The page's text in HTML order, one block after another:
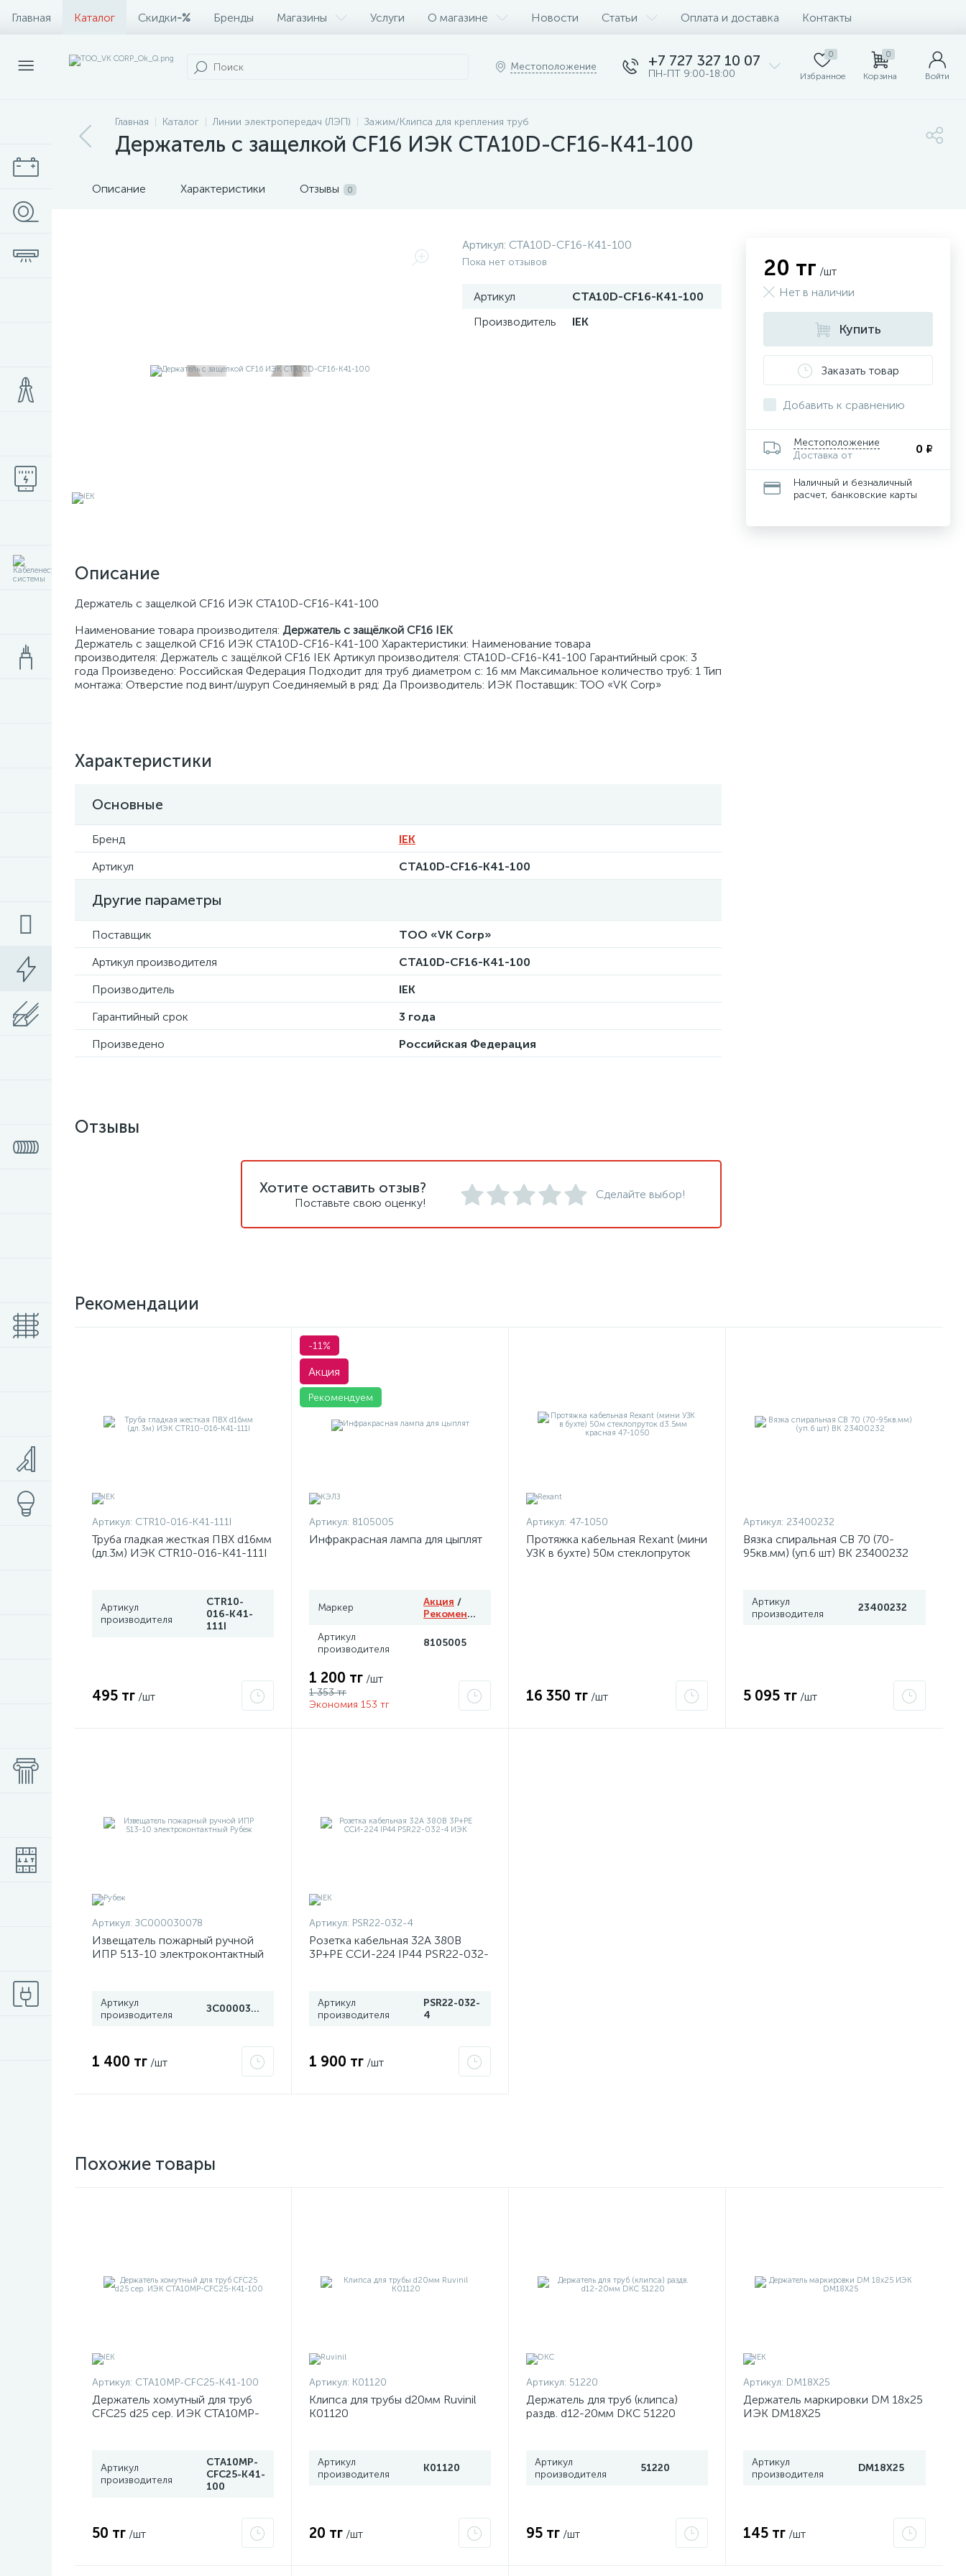
Главная Каталог Скидки-% Бренды Магазины Услуги О магазине Новости Статьи Оплата и доставка Контакты
Местоположение +7 727 327 10 07
ПН-ПТ 9:00-18:00
0
Избранное
0
Корзина Войти
Главная Каталог Линии электропередач (ЛЭП) Зажим/Клипса для крепления труб
Держатель с защелкой CF16 ИЭК CTA10D-CF16-K41-100
Описание Характеристики Отзывы 0
Артикул: CTA10D-CF16-K41-100
Пока нет отзывов
Артикул
CTA10D-CF16-K41-100
Производитель
IEK
Описание
Держатель с защелкой CF16 ИЭК CTA10D-CF16-K41-100
Наименование товара производителя: Держатель с защёлкой CF16 IEK
Держатель с защелкой CF16 ИЭК CTA10D-CF16-K41-100 Характеристики: Наименование товара
производителя: Держатель с защёлкой CF16 IEK Артикул производителя: CTA10D-CF16-K41-100 Гарантийный срок: 3
года Произведено: Российская Федерация Подходит для труб диаметром с: 16 мм Максимальное количество труб: 1 Тип
монтажа: Отверстие под винт/шуруп Соединяемый в ряд: Да Производитель: ИЭК Поставщик: ТОО «VK Corp»
Характеристики
Основные
Бренд
IEK
Артикул
CTA10D-CF16-K41-100
Другие параметры
Поставщик
ТОО «VK Corp»
Артикул производителя
CTA10D-CF16-K41-100
Производитель
IEK
Гарантийный срок
3 года
Произведено
Российская Федерация
20 тг /шт
Нет в наличии
Купить
Заказать товар
Добавить к сравнению
Местоположение
Доставка от
0 ₽
Наличный и безналичный
расчет, банковские карты
Отзывы
Хотите оставить отзыв?
Поставьте свою оценку!
Сделайте выбор!
Рекомендации
Артикул: CTR10-016-K41-111I
Труба гладкая жесткая ПВХ d16мм
(дл.3м) ИЭК CTR10-016-K41-111I
Артикул
производителя
CTR10-
016-K41-
111I
495 тг /шт
-11%
Акция
Рекомендуем
Артикул: 8105005
Инфракрасная лампа для цыплят
Маркер Акция /
Рекомендуем
Артикул
производителя
8105005
1 200 тг /шт
1 353 тг
Экономия 153 тг
Артикул: 47-1050
Протяжка кабельная Rexant (мини
УЗК в бухте) 50м стеклопруток
16 350 тг /шт
Артикул: 23400232
Вязка спиральная СВ 70 (70-
95кв.мм) (уп.6 шт) ВК 23400232
Артикул
производителя
23400232
5 095 тг /шт
Артикул: ЗС000030078
Извещатель пожарный ручной
ИПР 513-10 электроконтактный
Артикул
производителя
ЗС000030078
1 400 тг /шт
Артикул: PSR22-032-4
Розетка кабельная 32А 380В
3P+PЕ ССИ-224 IP44 PSR22-032-
Артикул
производителя
PSR22-032-
4
1 900 тг /шт
Похожие товары
Артикул: CTA10MP-CFC25-K41-100
Держатель хомутный для труб
CFC25 d25 сер. ИЭК CTA10MP-
Артикул
производителя
CTA10MP-
CFC25-K41-
100
50 тг /шт
Артикул: К01120
Клипса для трубы d20мм Ruvinil
К01120
Артикул
производителя
К01120
20 тг /шт
Артикул: 51220
Держатель для труб (клипса)
раздв. d12-20мм DKC 51220
Артикул
производителя
51220
95 тг /шт
Артикул: DM18X25
Держатель маркировки DM 18х25
ИЭК DM18X25
Артикул
производителя
DM18X25
145 тг /шт